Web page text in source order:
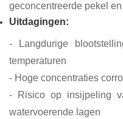
geconcentreerde pekel
Uitdagingen:
- Langdurige
temperaturen
- Hoge concentraties
- Risico op insijpeling
watervoerende lagen